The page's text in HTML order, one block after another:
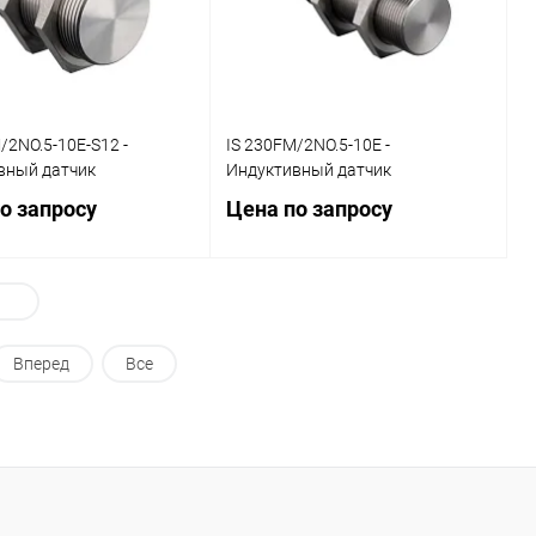
уточняйте
уточняйте
2NO.5-10E-S12 -
датчик
запросу
в 1 клик Сравнение
IS 230FM/2NO.5-10E -
Индуктивный датчик
Цена по запросу
Вперед Все